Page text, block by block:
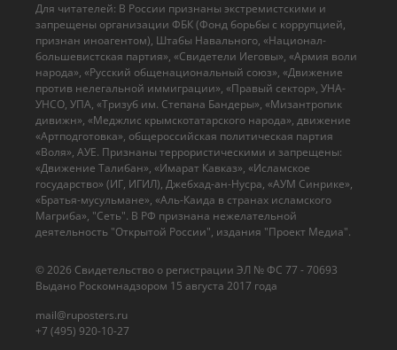
© 2026 Cвидетельство о регистрации ЭЛ № ФС 77 - 70693
Выдано Роскомнадзором 15 августа 2017 года
mail@ruposters.ru
+7 (495) 920-10-27
Для читателей: В России признаны экстремистскими и
запрещены организации ФБК (Фонд борьбы с коррупцией,
признан иноагентом), Штабы Навального, «Национал-
большевистская партия», «Свидетели Иеговы», «Армия воли
народа», «Русский общенациональный союз», «Движение
против нелегальной иммиграции», «Правый сектор», УНА-
УНСО, УПА, «Тризуб им. Степана Бандеры», «Мизантропик
дивижн», «Меджлис крымскотатарского народа», движение
«Артподготовка», общероссийская политическая партия
«Воля», АУЕ. Признаны террористическими и запрещены:
«Движение Талибан», «Имарат Кавказ», «Исламское
государство» (ИГ, ИГИЛ), Джебхад-ан-Нусра, «АУМ Синрике»,
«Братья-мусульмане», «Аль-Каида в странах исламского
Магриба», "Сеть". В РФ признана нежелательной
деятельность "Открытой России", издания "Проект Медиа".